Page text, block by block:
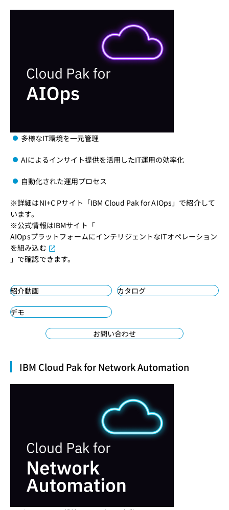
多様なIT環境を一元管理
AIによるインサイト提供を活用したIT運用の効率化
自動化された運用プロセス
※詳細はNI+C Pサイト「IBM Cloud Pak for AIOps 」で紹介して
います。
※公式情報はIBMサイト「
AIOpsプラットフォームにインテリジェントなITオペレーション
を組み込む
」で確認できます。
紹介動画 カタログ
デモ
お問い合わせ
IBM Cloud Pak for Network Automation